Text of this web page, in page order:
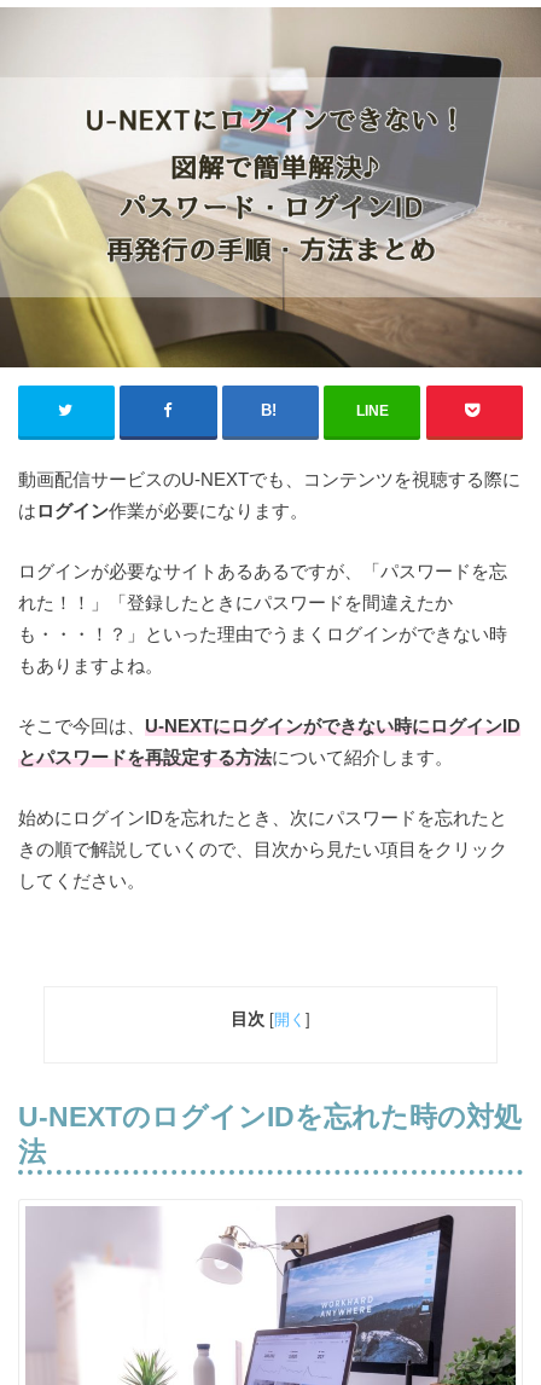
LINE
動画配信サービスのU-NEXTでも、コンテンツを視聴する際に
はログイン作業が必要になります。
ログインが必要なサイトあるあるですが、「パスワードを忘
れた！！」「登録したときにパスワードを間違えたか
も・・・！？」といった理由でうまくログインができない時
もありますよね。
そこで今回は、 U-NEXTにログインができない時にログインID
とパスワードを再設定する方法について紹介します。
始めにログインIDを忘れたとき、次にパスワードを忘れたと
きの順で解説していくので、目次から見たい項目をクリック
してください。
目次 [開く ]
U-NEXTのログインIDを忘れた時の対処
法